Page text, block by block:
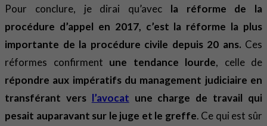
Pour conclure, je dirai qu’avec la réforme de la
procédure d’appel en 2017, c’est la réforme la plus
importante de la procédure civile depuis 20 ans. Ces
réformes confirment une tendance lourde, celle de
répondre aux impératifs du management judiciaire en
transférant vers l’avocat une charge de travail qui
pesait auparavant sur le juge et le greffe. Ce qui est sûr